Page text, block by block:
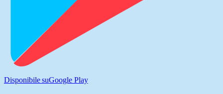
Disponibile suGoogle Play